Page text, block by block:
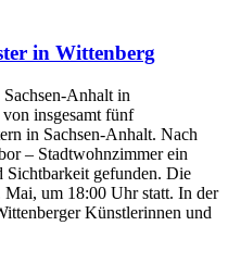
in Wittenberg
Anhalt in
insgesamt fünf
in Sachsen-Anhalt. Nach
– Stadtwohnzimmer ein
Sichtbarkeit gefunden. Die
um 18:00 Uhr statt. In der
Künstlerinnen und